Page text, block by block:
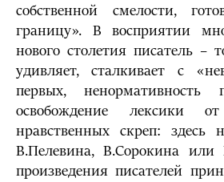
собственной смелости,
границу». В восприятии
нового столетия писатель –
удивляет, сталкивает с
первых, ненормативность
освобождение лексики
нравственных скреп: здесь
В.Пелевина, В.Сорокина или
произведения писателей